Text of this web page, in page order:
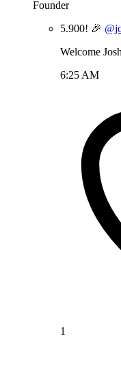
Founder
5.900! 🎉
Welcome
6:25 AM
1